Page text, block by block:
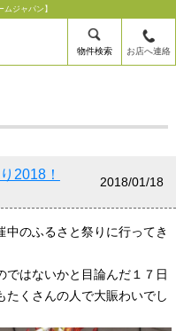
ジャパン】
物件検索 お店へ連絡
2018！ 2018/01/18
のふるさと祭りに行ってき
ではないかと目論んだ１７日
たくさんの人で大賑わいでし